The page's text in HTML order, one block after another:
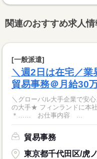
関連のおすすめ求人情
[一般派遣]
＼週2日は在宅／
貿易事務＠月給30
＼グローバル大手企業で安心スタート！／ 全
の大手★ フィンランドに本社
＊…… お仕事内容 ...
貿易事務
東京都千代田区/虎